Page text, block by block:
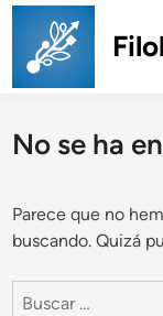
Saltar
contenido
No se ha
Parece que no
buscando. Quizá
Buscar: